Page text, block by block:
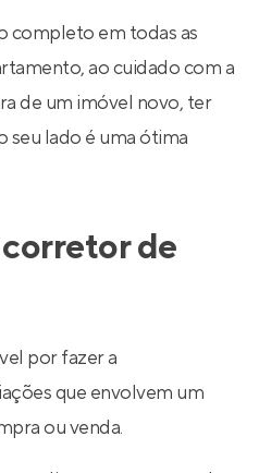
completo em todas as
ao cuidado com a
de um imóvel novo, ter
seu lado é uma ótima
de
por fazer a
que envolvem um
ou venda.